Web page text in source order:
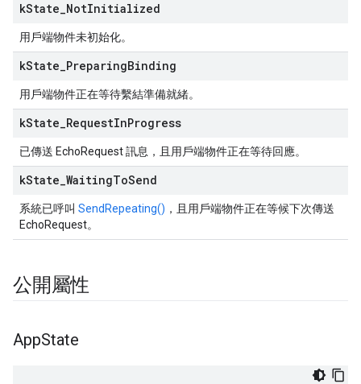
kState NotInitialized
用戶端物件未初始化。
kState PreparingBinding
用戶端物件正在等待繫結準備就緒。
kState RequestInProgress
已傳送 EchoRequest 訊息，且用戶端物件正在等待回應。
kState WaitingToSend
系統已呼叫 SendRepeating() ，且用戶端物件正在等候下次傳送
EchoRequest。
公開屬性
AppState